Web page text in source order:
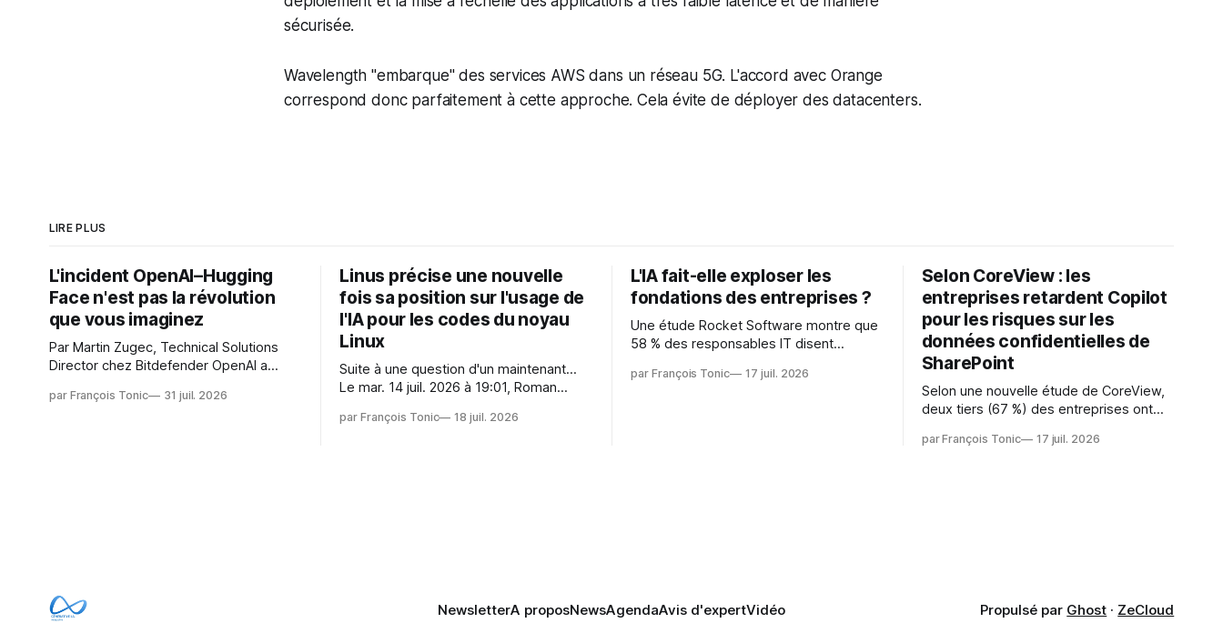
sécurisée.
Wavelength "embarque" des services AWS dans un réseau 5G. L'accord avec Orange
correspond donc parfaitement à cette approche. Cela évite de déployer des datacenters.
LIRE PLUS
L'incident OpenAI–Hugging
Face n'est pas la révolution
que vous imaginez
Par Martin Zugec, Technical Solutions
Director chez Bitdefender OpenAI a
dans le cadre d'une évaluation interne
par François Tonic 31 juil. 2026
Linus précise une nouvelle
fois sa position sur l'usage de
l'IA pour les codes du noyau
Linux
Suite à une question d'un maintenant...
Le mar. 14 juil. 2026 à 19:01, Roman
écrit : Je pense que cela rend l'objectif
par François Tonic 18 juil. 2026
L'IA fait-elle exploser les
fondations des entreprises ?
Une étude Rocket Software montre que
58 % des responsables IT disent
émergentes telles que l'IA. Mais l'IA est
par François Tonic 17 juil. 2026
Selon CoreView : les
entreprises retardent Copilot
pour les risques sur les
données confidentielles de
SharePoint
Selon une nouvelle étude de CoreView,
deux tiers (67 %) des entreprises ont
Microsoft Copilot, craignant que l'IA
par François Tonic 17 juil. 2026
NewsletterA proposNewsAgendaAvis d'expertVidéo Propulsé par Ghost · ZeCloud